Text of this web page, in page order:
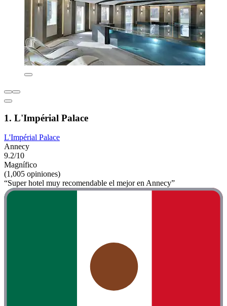
1. L'Impérial Palace
L'Impérial Palace
Annecy
9.2/10
Magnífico
(1,005 opiniones)
“Super hotel muy recomendable el mejor en Annecy”